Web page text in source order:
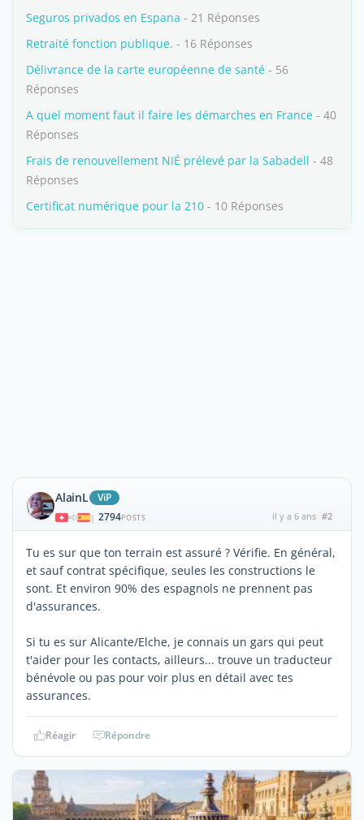
Seguros privados en Espana - 21 Réponses
Retraité fonction publique. - 16 Réponses
Délivrance de la carte européenne de santé - 56
Réponses
A quel moment faut il faire les démarches en France - 40
Réponses
Frais de renouvellement NIÉ prélevé par la Sabadell - 48
Réponses
Certificat numérique pour la 210 - 10 Réponses
AlainL ViP
| 2794POSTS il y a 6 ans #2
Tu es sur que ton terrain est assuré ? Vérifie. En général,
et sauf contrat spécifique, seules les constructions le
sont. Et environ 90% des espagnols ne prennent pas
d'assurances.
Si tu es sur Alicante/Elche, je connais un gars qui peut
t'aider pour les contacts, ailleurs... trouve un traducteur
bénévole ou pas pour voir plus en détail avec tes
assurances.
Réagir Répondre